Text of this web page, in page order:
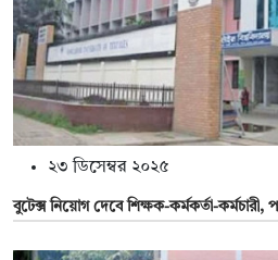
২৩ ডিসেম্বর ২০২৫
বুটেক্স নিয়োগ দেবে শিক্ষক-কর্মকর্তা-